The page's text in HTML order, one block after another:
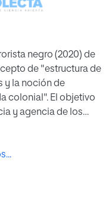
negro (2020) de
de "estructura de
y la noción de
colonial". El objetivo
y agencia de los
francesa que ha
africanos
como una
colonialidad
narrativa que